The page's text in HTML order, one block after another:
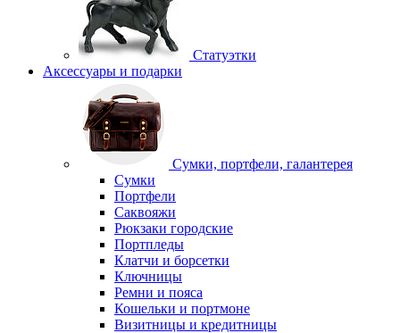
Статуэтки
Аксессуары и подарки
Сумки, портфели, галантерея
Сумки
Портфели
Саквояжи
Рюкзаки городские
Портпледы
Клатчи и борсетки
Ключницы
Ремни и пояса
Кошельки и портмоне
Визитницы и кредитницы